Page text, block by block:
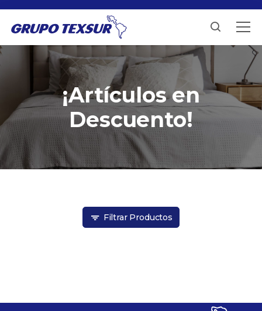
¡Artículos en
Descuento!
Filtrar Productos